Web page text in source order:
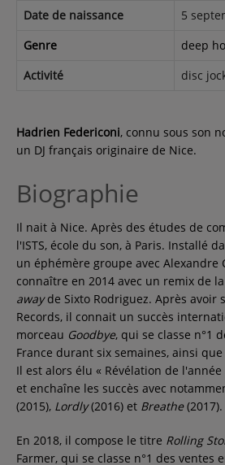
SE CONNECTER
Date de naissance
5
Genre
deep
Activité
disc
Hadrien Federiconi, connu sous son
un DJ français originaire de Nice.
Biographie
Il nait à Nice. Après des études de
l'ISTS, école du son, à Paris. Installé
un éphémère groupe avec Alexandre
connaître en 2014 avec un remix de
awayde Sixto Rodriguez. Après avoir
Records, il connait un succès
morceau Goodbye, qui se classe n°1
France durant six semaines, ainsi
Il est alors élu « Révélation de l'année
et enchaîne les succès avec
(2015), Lordly(2016) et Breathe(2017).
En 2018, il compose le titre Rolling
Farmer, qui se classe n°1 des ventes